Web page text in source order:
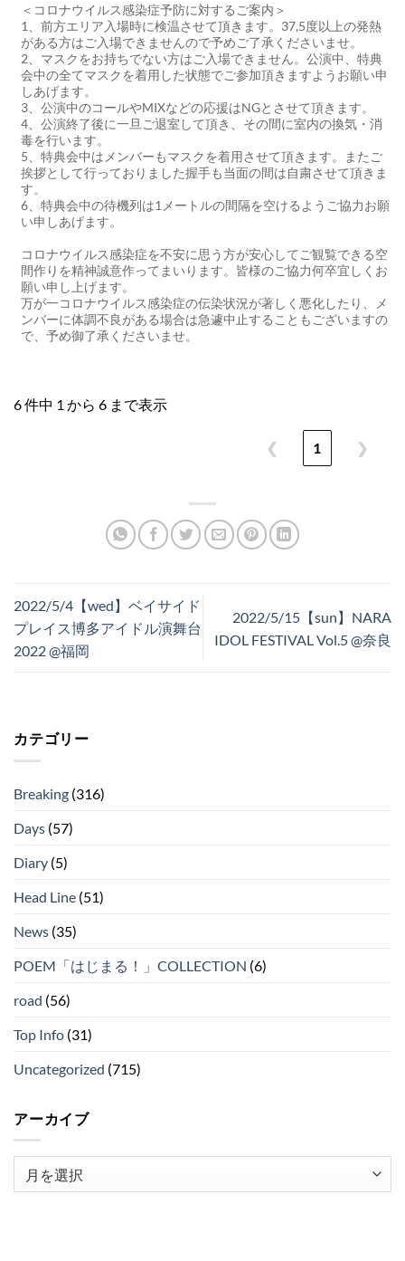
＜コロナウイルス感染症予防に対するご案内＞
1、前方エリア入場時に検温させて頂きます。37,5度以上の発熱
がある方はご入場できませんので予めご了承くださいませ。
2、マスクをお持ちでない方はご入場できません。公演中、特典
会中の全てマスクを着用した状態でご参加頂きますようお願い申
しあげます。
3、公演中のコールやMIXなどの応援はNGとさせて頂きます。
4、公演終了後に一旦ご退室して頂き、その間に室内の換気・消
毒を行います。
5、特典会中はメンバーもマスクを着用させて頂きます。またご
挨拶として行っておりました握手も当面の間は自粛させて頂きま
す。
6、特典会中の待機列は1メートルの間隔を空けるようご協力お願
い申しあげます。
コロナウイルス感染症を不安に思う方が安心してご観覧できる空
間作りを精神誠意作ってまいります。皆様のご協力何卒宜しくお
願い申し上げます。
万が一コロナウイルス感染症の伝染状況が著しく悪化したり、メ
ンバーに体調不良がある場合は急遽中止することもございますの
で、予め御了承くださいませ。
6 件中 1 から 6 まで表示
❮ 1 ❯
2022/5/4【wed】ベイサイド
プレイス博多アイドル演舞台
2022 @福岡
2022/5/15【sun】NARA
IDOL FESTIVAL Vol.5 @奈良
カテゴリー
Breaking (316)
Days (57)
Diary (5)
Head Line (51)
News (35)
POEM「はじまる！」COLLECTION (6)
road (56)
Top Info (31)
Uncategorized (715)
アーカイブ